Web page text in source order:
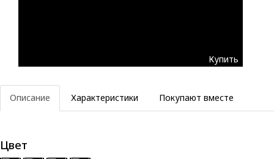
Купить
Описание Характеристики Покупают вместе
Цвет